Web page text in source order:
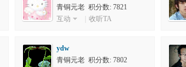
青铜元老 积分数: 7821
互动
收听TA
ydw
青铜元老 积分数: 7802